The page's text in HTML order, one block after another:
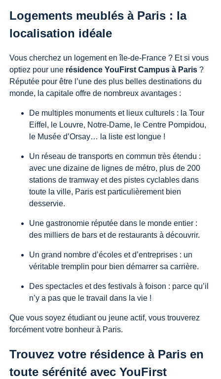
Logements meublés à Paris : la
localisation idéale
Vous cherchez un logement en île-de-France ? Et si vous
optiez pour une résidence YouFirst Campus à Paris ?
Réputée pour être l’une des plus belles destinations du
monde, la capitale offre de nombreux avantages :
De multiples monuments et lieux culturels : la Tour
Eiffel, le Louvre, Notre-Dame, le Centre Pompidou,
le Musée d’Orsay… la liste est longue !
Un réseau de transports en commun très étendu :
avec une dizaine de lignes de métro, plus de 200
stations de tramway et des pistes cyclables dans
toute la ville, Paris est particulièrement bien
desservie.
Une gastronomie réputée dans le monde entier :
des milliers de bars et de restaurants à découvrir.
Un grand nombre d’écoles et d’entreprises : un
véritable tremplin pour bien démarrer sa carrière.
Des spectacles et des festivals à foison : parce qu’il
n’y a pas que le travail dans la vie !
Que vous soyez étudiant ou jeune actif, vous trouverez
forcément votre bonheur à Paris.
Trouvez votre résidence à Paris en
toute sérénité avec YouFirst